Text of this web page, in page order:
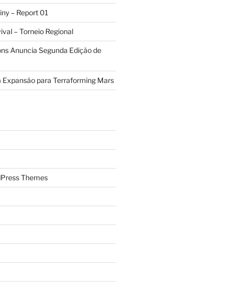
– Report 01
– Torneio Regional
Anuncia Segunda Edição de
Expansão para Terraforming Mars
Themes